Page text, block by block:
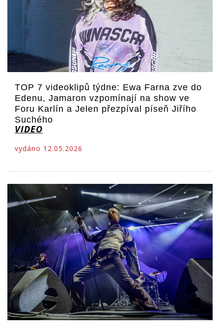
TOP 7 videoklipů týdne: Ewa Farna zve do
Edenu, Jamaron vzpomínají na show ve
Foru Karlín a Jelen přezpíval píseň Jiřího
Suchého
VIDEO
vydáno 12.05.2026